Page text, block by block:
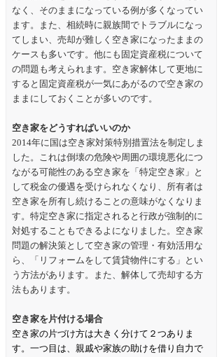
なく、そのままになっている例が多くなってい
ます。また、相続時に親族間でトラブルになっ
てしまい、売却が難しく空き家になったままの
ケースも多いです。他にも固定資産税について
の問題も考えられます。空き家解体して更地に
すると固定資産税が一気にあがるので空き家の
ままにしておくことが多いのです。
空き家をどうすればいいのか
2014年に国は空き家対策特別措置法を制定しま
した。これは倒壊の危険や周囲の環境悪化につ
ながる可能性のある空き家を「特定空き家」と
して税金の優遇を受けられなくなり、所有者は
空き家を所有し続けることの意味がなくなりま
す。特定空き家に指定されると行政が強制的に
対処することもできるよになりました。空き家
問題の解決策として空き家の管理・有効活用な
ら、「リフォームをして賃貸物件にする」とい
う方法があります。また、解体して売却する方
法もあります。
空き家を片付ける場合
空き家の片づけ方は大きく分けて２つありま
す。一つ目は、親戚や家族の助けを借り自力で